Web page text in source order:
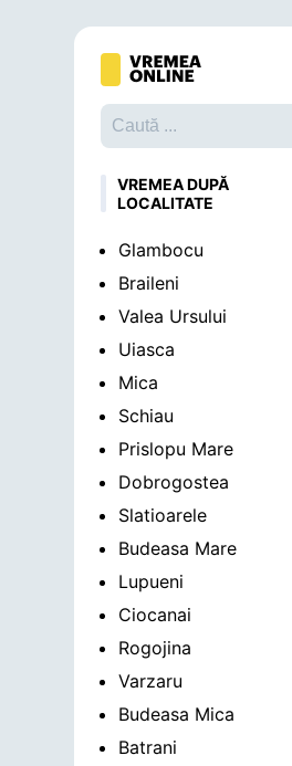
VREMEA DUPĂ
LOCALITATE
Glambocu
Braileni
Valea Ursului
Uiasca
Mica
Schiau
Prislopu Mare
Dobrogostea
Slatioarele
Budeasa Mare
Lupueni
Ciocanai
Rogojina
Varzaru
Budeasa Mica
Batrani